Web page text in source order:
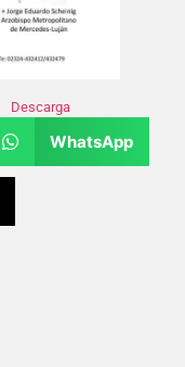
Descarga
WhatsApp